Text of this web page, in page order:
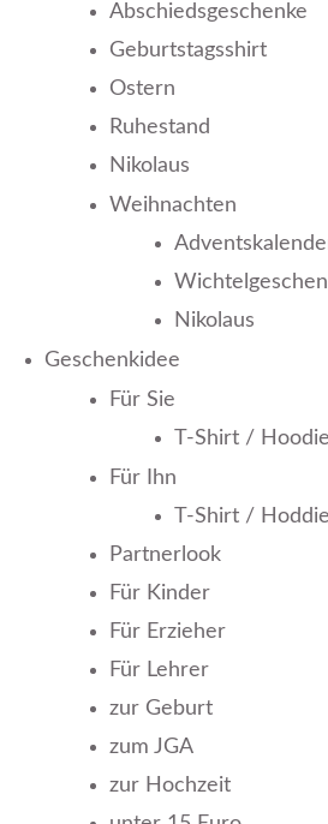
Abschiedsgeschenke
Geburtstagsshirt
Ostern
Ruhestand
Nikolaus
Weihnachten
Nikolaus
Geschenkidee
Für Sie
T-Shirt /
Für Ihn
T-Shirt /
Partnerlook
Für Kinder
Für Erzieher
Für Lehrer
zur Geburt
zum JGA
zur Hochzeit